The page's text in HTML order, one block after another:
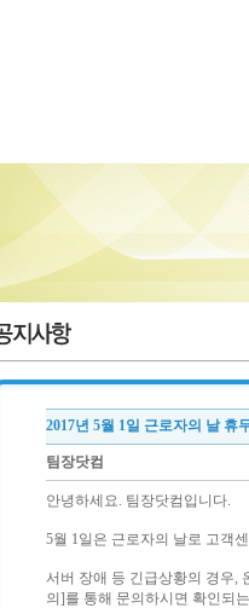
2017년 5월 1일 근로자의 날 휴
팀장닷컴
안녕하세요. 팀장닷컴입니다.
5월 1일은 근로자의 날로 고객
서버 장애 등 긴급상황의 경우,
의]를 통해 문의하시면 확인되